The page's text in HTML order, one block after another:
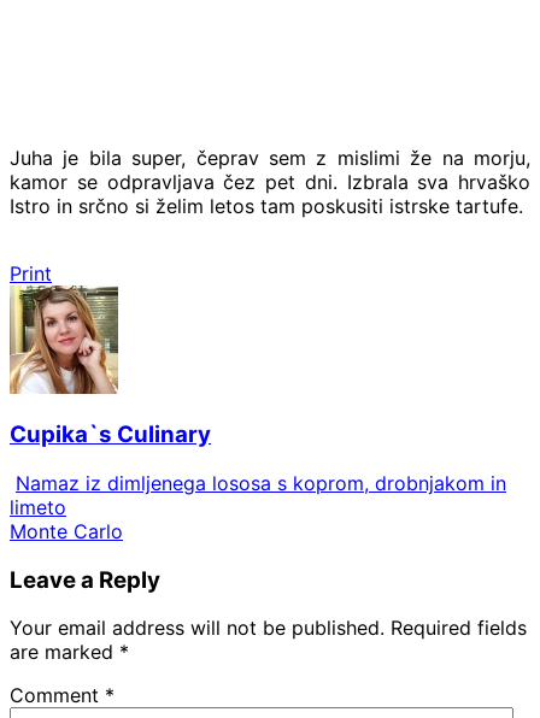
Juha je bila super, čeprav sem z mislimi že na morju,
kamor se odpravljava čez pet dni. Izbrala sva hrvaško
Istro in srčno si želim letos tam poskusiti istrske tartufe.
Print
Cupika`s Culinary
Namaz iz dimljenega lososa s koprom, drobnjakom in
limeto
Monte Carlo
Leave a Reply
Your email address will not be published. Required fields
are marked *
Comment *